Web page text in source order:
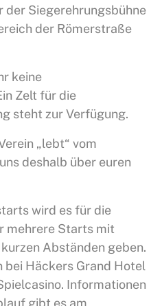
der Siegerehrungsbühne
der Römerstraße
keine
Zelt für die
steht zur Verfügung.
„lebt“ vom
deshalb über euren
wird es für die
mehrere Starts mit
Abständen geben.
bei Häckers Grand Hotel
Informationen